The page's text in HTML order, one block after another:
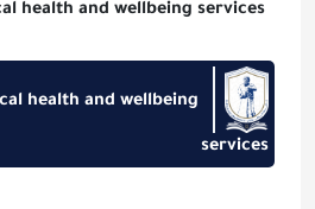
health and wellbeing services
health and wellbeing
services